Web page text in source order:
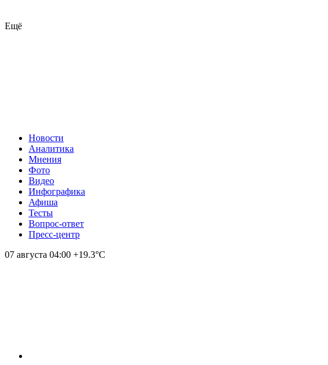
Ещё
Новости
Аналитика
Мнения
Фото
Видео
Инфографика
Афиша
Тесты
Вопрос-ответ
Пресс-центр
07 августа 04:00 +19.3°С